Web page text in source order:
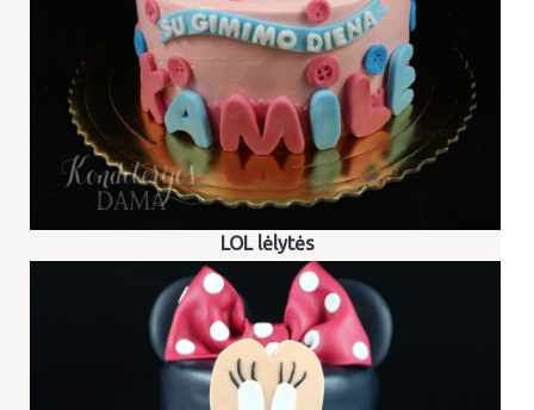
LOL lėlytės